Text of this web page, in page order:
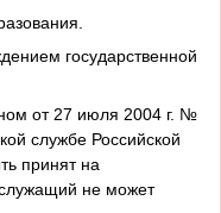
государственной
от 27 июля 2004 г. №
службе Российской
принят на
не может